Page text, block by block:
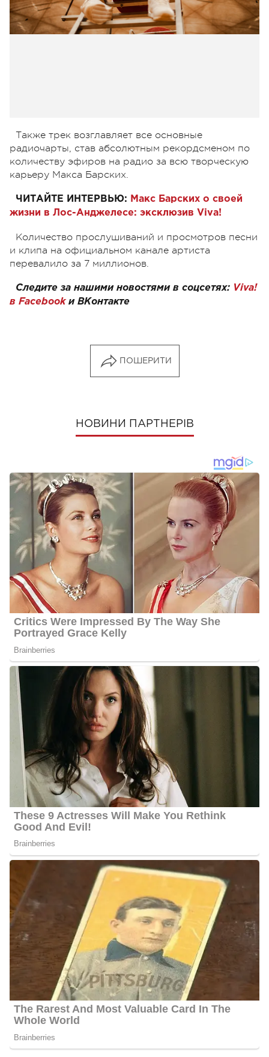
Также трек возглавляет все основные
радиочарты, став абсолютным рекордсменом по
количеству эфиров на радио за всю творческую
карьеру Макса Барских.
ЧИТАЙТЕ ИНТЕРВЬЮ: Макс Барских о своей
жизни в Лос-Анджелесе: эксклюзив Viva!
Количество прослушиваний и просмотров песни
и клипа на официальном канале артиста
перевалило за 7 миллионов.
Следите за нашими новостями в соцсетях: Viva!
в Facebookи ВКонтакте
ПОШЕРИТИ
НОВИНИ ПАРТНЕРІВ